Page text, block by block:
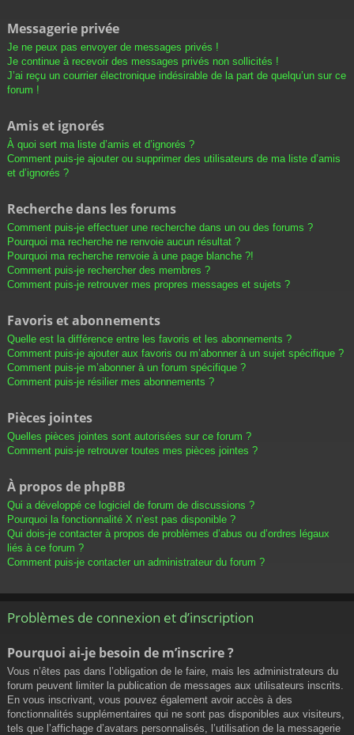
Messagerie privée
Je ne peux pas envoyer de messages privés !
Je continue à recevoir des messages privés non sollicités !
J’ai reçu un courrier électronique indésirable de la part de quelqu’un sur ce
forum !
Amis et ignorés
À quoi sert ma liste d’amis et d’ignorés ?
Comment puis-je ajouter ou supprimer des utilisateurs de ma liste d’amis
et d’ignorés ?
Recherche dans les forums
Comment puis-je effectuer une recherche dans un ou des forums ?
Pourquoi ma recherche ne renvoie aucun résultat ?
Pourquoi ma recherche renvoie à une page blanche ?!
Comment puis-je rechercher des membres ?
Comment puis-je retrouver mes propres messages et sujets ?
Favoris et abonnements
Quelle est la différence entre les favoris et les abonnements ?
Comment puis-je ajouter aux favoris ou m’abonner à un sujet spécifique ?
Comment puis-je m’abonner à un forum spécifique ?
Comment puis-je résilier mes abonnements ?
Pièces jointes
Quelles pièces jointes sont autorisées sur ce forum ?
Comment puis-je retrouver toutes mes pièces jointes ?
À propos de phpBB
Qui a développé ce logiciel de forum de discussions ?
Pourquoi la fonctionnalité X n’est pas disponible ?
Qui dois-je contacter à propos de problèmes d’abus ou d’ordres légaux
liés à ce forum ?
Comment puis-je contacter un administrateur du forum ?
Problèmes de connexion et d’inscription
Pourquoi ai-je besoin de m’inscrire ?
Vous n’êtes pas dans l’obligation de le faire, mais les administrateurs du
forum peuvent limiter la publication de messages aux utilisateurs inscrits.
En vous inscrivant, vous pouvez également avoir accès à des
fonctionnalités supplémentaires qui ne sont pas disponibles aux visiteurs,
tels que l’affichage d’avatars personnalisés, l’utilisation de la messagerie